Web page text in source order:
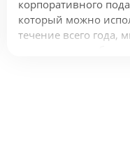
корпоративного
который можно
течение всего года,